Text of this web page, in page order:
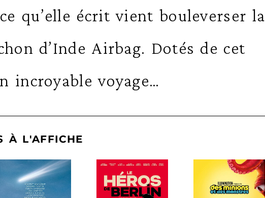
qu’elle écrit vient bouleverser la
d’Inde Airbag. Dotés de cet
incroyable voyage…
À L'AFFICHE